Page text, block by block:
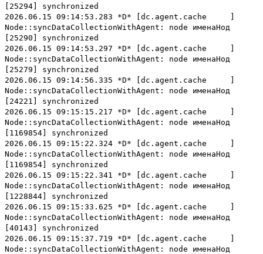
[25294] synchronized
2026.06.15 09:14:53.283 *D* [dc.agent.cache ]
Node::syncDataCollectionWithAgent: node именаНод
[25290] synchronized
2026.06.15 09:14:53.297 *D* [dc.agent.cache ]
Node::syncDataCollectionWithAgent: node именаНод
[25279] synchronized
2026.06.15 09:14:56.335 *D* [dc.agent.cache ]
Node::syncDataCollectionWithAgent: node именаНод
[24221] synchronized
2026.06.15 09:15:15.217 *D* [dc.agent.cache ]
Node::syncDataCollectionWithAgent: node именаНод
[1169854] synchronized
2026.06.15 09:15:22.324 *D* [dc.agent.cache ]
Node::syncDataCollectionWithAgent: node именаНод
[1169854] synchronized
2026.06.15 09:15:22.341 *D* [dc.agent.cache ]
Node::syncDataCollectionWithAgent: node именаНод
[1228844] synchronized
2026.06.15 09:15:33.625 *D* [dc.agent.cache ]
Node::syncDataCollectionWithAgent: node именаНод
[40143] synchronized
2026.06.15 09:15:37.719 *D* [dc.agent.cache ]
Node::syncDataCollectionWithAgent: node именаНод